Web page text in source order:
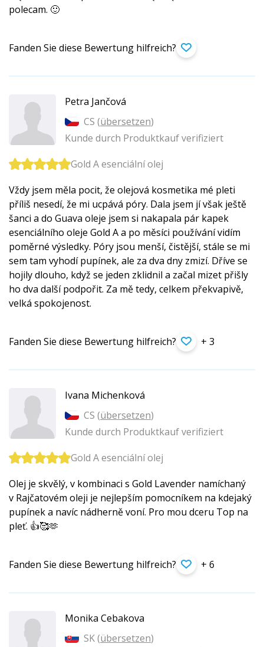
polecam. 🙂
Fanden Sie diese Bewertung hilfreich?
Petra Jančová
CS (übersetzen)
Kunde durch Produktkauf verifiziert
Gold A esenciální olej
Vždy jsem měla pocit, že olejová kosmetika mé pleti
příliš nesedí, že mi ucpává póry. Dala jsem jí však ještě
šanci a do Guava oleje jsem si nakapala pár kapek
esenciálního oleje Gold A a po měsíci používání vidím
poměrné výsledky. Póry jsou menší, čistější, stále se mi
sem tam vyhodí pupínek, ale za dva dny zmizí. Dříve se
hojily dlouho, když se jeden zklidnil a začal mizet přišly
ho dva další podpořit. Za mě tedy, celkem překvapivě,
velká spokojenost.
Fanden Sie diese Bewertung hilfreich? + 3
Ivana Michenková
CS (übersetzen)
Kunde durch Produktkauf verifiziert
Gold A esenciální olej
Olej je skvělý, v kombinaci s Gold Lavender namíchaný
v Rajčatovém oleji je nejlepším pomocníkem na kdejaký
pupínek a navíc nádherně voní. Pro mou dceru Top na
pleť. 👍🥰🫶
Fanden Sie diese Bewertung hilfreich? + 6
Monika Cebakova
SK (übersetzen)